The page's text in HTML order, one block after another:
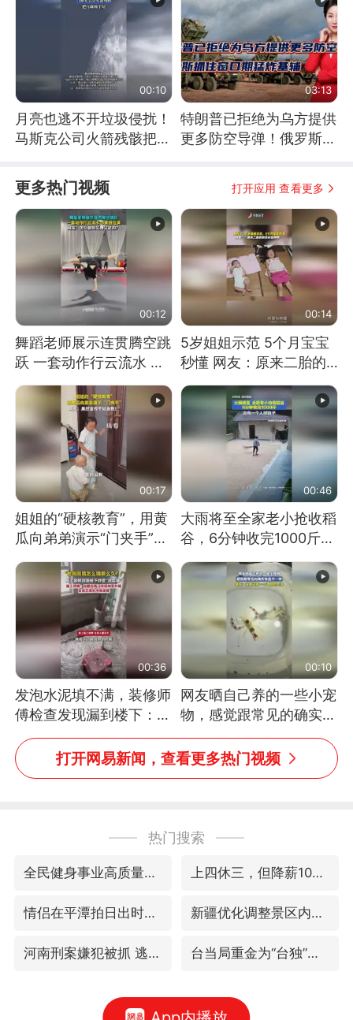
00:10
月亮也逃不开垃圾侵扰！
马斯克公司火箭残骸把月
03:13
特朗普已拒绝为乌方提供
更多防空导弹！俄罗斯抓
更多热门视频 打开应用 查看更多
00:12
舞蹈老师展示连贯腾空跳
跃 一套动作行云流水 节
奏感拉满 网友：怎么做
到又舞又武的？
00:14
5岁姐姐示范 5个月宝宝
秒懂 网友：原来二胎的
快乐长这样
00:17
姐姐的“硬核教育”，用黄
瓜向弟弟演示“门夹手”，
网友：果然言传不如身
教！
00:46
大雨将至全家老小抢收稻
谷，6分钟收完1000斤，
没有一个人掉链子
00:36
发泡水泥填不满，装修师
傅检查发现漏到楼下：出
风口未延伸到外墙
00:10
网友晒自己养的一些小宠
物，感觉跟常见的确实有
些不一样
打开网易新闻，查看更多热门视频
热门搜索
全民健身事业高质量发展 上四休三，但降薪1000元，你接受吗？
情侣在平潭拍日出时坠崖致一死一伤 新疆优化调整景区内自驾服务费
河南刑案嫌犯被抓 逃窜时伤害多人 台当局重金为“台独”织“皇帝新衣”